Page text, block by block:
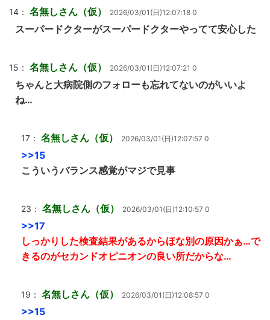
14： 名無しさん（仮） 2026/03/01(日)12:07:18 0
スーパードクターがスーパードクターやってて安心した
15： 名無しさん（仮） 2026/03/01(日)12:07:21 0
ちゃんと大病院側のフォローも忘れてないのがいいよ
ね…
17： 名無しさん（仮） 2026/03/01(日)12:07:57 0
>>15
こういうバランス感覚がマジで見事
23： 名無しさん（仮） 2026/03/01(日)12:10:57 0
>>17
しっかりした検査結果があるからほな別の原因かぁ…で
きるのがセカンドオピニオンの良い所だからな…
19： 名無しさん（仮） 2026/03/01(日)12:08:57 0
>>15